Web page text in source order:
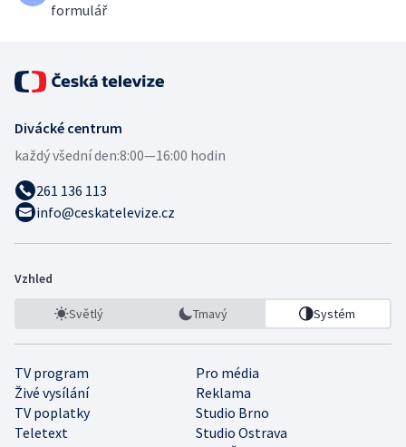
formulář
Divácké centrum
každý všední den:8:00—16:00 hodin
261 136 113
info@ceskatelevize.cz
Vzhled
Světlý Tmavý Systém
TV program
Pro média
Živé vysílání
Reklama
TV poplatky
Studio Brno
Teletext
Studio Ostrava